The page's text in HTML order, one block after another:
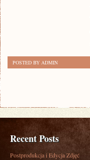
POSTED BY ADMIN
Recent Posts
Postprodukcja i Edycja Zdjęć